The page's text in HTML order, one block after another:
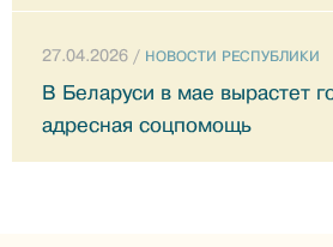
27.04.2026 / НОВОСТИ РЕСПУБЛИКИ
В Беларуси в мае вырастет
адресная соцпомощь